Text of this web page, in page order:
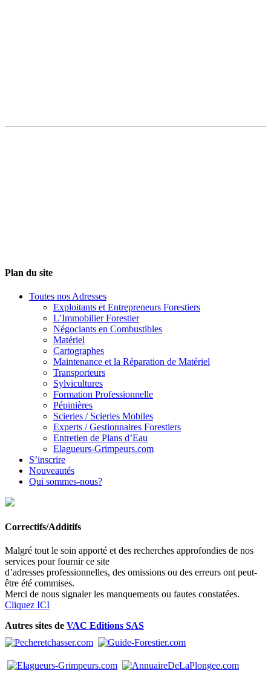
Plan du site
Toutes nos Adresses
Exploitants et Entrepreneurs Forestiers
L’Immobilier Forestier
Négociants en Combustibles
Matériel
Cartographes
Maintenance et la Réparation de Matériel
Transporteurs
Sylvicultures
Formation Professionnelle
Pépinières
Scieries / Scieries Mobiles
Experts / Gestionnaires Forestiers
Entretien de Plans d’Eau
Elagueurs-Grimpeurs.com
S’inscrire
Nouveautés
Qui sommes-nous?
Correctifs/Additifs
Malgré tout le soin apporté et des recherches approfondies de nos
services pour fournir ce site
d’adresses professionnelles, des omissions ou des erreurs ont peut-
être été commises.
Merci de nous signaler les manquements ou fautes constatées.
Cliquez ICI
Autres sites de VAC Editions SAS